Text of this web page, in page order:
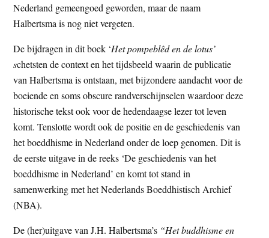
Nederland gemeengoed geworden, maar de naam
Halbertsma is nog niet vergeten.
De bijdragen in dit boek ‘Het pompeblêd en de lotus’
schetsten de context en het tijdsbeeld waarin de publicatie
van Halbertsma is ontstaan, met bijzondere aandacht voor de
boeiende en soms obscure randverschijnselen waardoor deze
historische tekst ook voor de hedendaagse lezer tot leven
komt. Tenslotte wordt ook de positie en de geschiedenis van
het boeddhisme in Nederland onder de loep genomen. Dit is
de eerste uitgave in de reeks ‘De geschiedenis van het
boeddhisme in Nederland’ en komt tot stand in
samenwerking met het Nederlands Boeddhistisch Archief
(NBA).
De (her)uitgave van J.H. Halbertsma’s “Het buddhisme en